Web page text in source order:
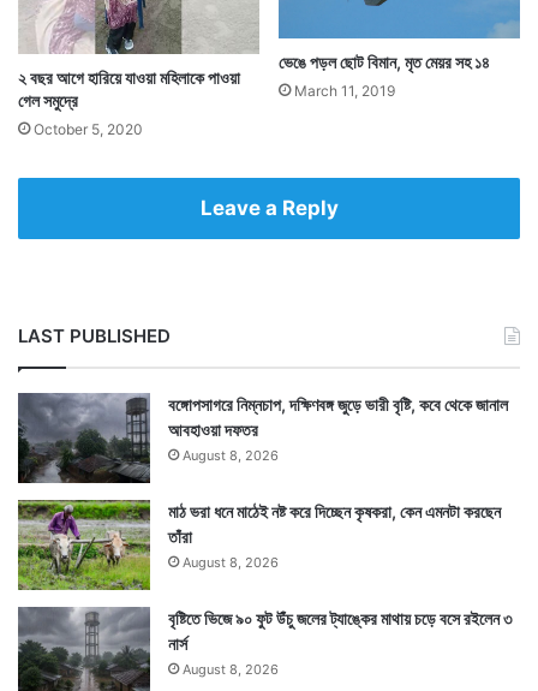
Tags Colombia
২ বছর আগে হারিয়ে যাওয়া মহিলাকে পাওয়া
গেল সমুদ্রে
October 5, 2020
ভেঙে পড়ল ছোট বিমান, মৃত মেয়র সহ ১৪
March 11, 2019
Leave a Reply
LAST PUBLISHED
বঙ্গোপসাগরে নিম্নচাপ, দক্ষিণবঙ্গ জুড়ে ভারী বৃষ্টি, কবে থেকে জানাল
আবহাওয়া দফতর
August 8, 2026
মাঠ ভরা ধনে মাঠেই নষ্ট করে দিচ্ছেন কৃষকরা, কেন এমনটা করছেন
তাঁরা
August 8, 2026
বৃষ্টিতে ভিজে ৯০ ফুট উঁচু জলের ট্যাঙ্কের মাথায় চড়ে বসে রইলেন ৩
নার্স
August 8, 2026